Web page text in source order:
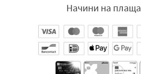
Начини на